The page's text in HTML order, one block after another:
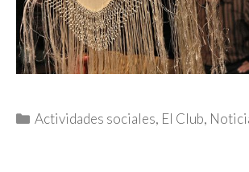
Categorías
Actividades sociales, El Club,